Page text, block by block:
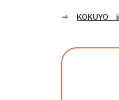
⇒ KOKUYO